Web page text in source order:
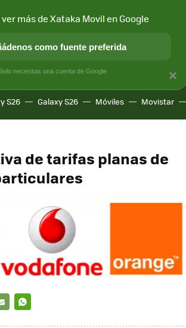
MÓVIL Y SOCIEDAD APLICACIONES
S26 Galaxy S26 Móviles Movistar
de tarifas planas de
×
más de Xataka Movil en Google
como fuente preferida
necesitas una cuenta de Google